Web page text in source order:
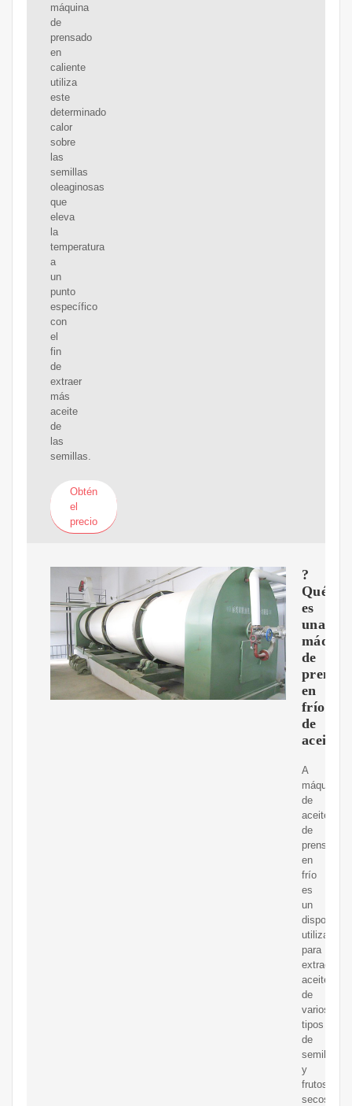
máquina
de
prensado
en
caliente
utiliza
este
determinado
calor
sobre
las
semillas
oleaginosas
que
eleva
la
temperatura
a
un
punto
específico
con
el
fin
de
extraer
más
aceite
de
las
semillas.
Obtén
el
precio
?
Qué
es
una
de
en
frío
de
aceite
A
máquina
de
aceite
de
prensa
en
frío
es
un
dispositivo
utilizado
para
extraer
aceite
de
varios
tipos
de
semillas
y
frutos
secos.